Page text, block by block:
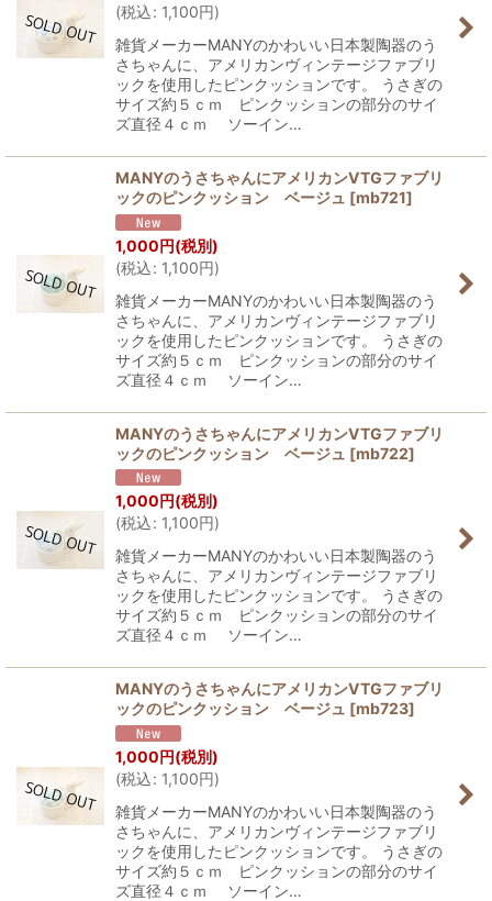
(税込: 1,100円)
雑貨メーカーMANYのかわいい日本製陶器のう
さちゃんに、アメリカンヴィンテージファブリ
ックを使用したピンクッションです。 うさぎの
サイズ約５ｃｍ ピンクッションの部分のサイ
ズ直径４ｃｍ ソーイン…
MANYのうさちゃんにアメリカンVTGファブリ
ックのピンクッション ベージュ [mb721]
1,000円(税別)
(税込: 1,100円)
雑貨メーカーMANYのかわいい日本製陶器のう
さちゃんに、アメリカンヴィンテージファブリ
ックを使用したピンクッションです。 うさぎの
サイズ約５ｃｍ ピンクッションの部分のサイ
ズ直径４ｃｍ ソーイン…
MANYのうさちゃんにアメリカンVTGファブリ
ックのピンクッション ベージュ [mb722]
1,000円(税別)
(税込: 1,100円)
雑貨メーカーMANYのかわいい日本製陶器のう
さちゃんに、アメリカンヴィンテージファブリ
ックを使用したピンクッションです。 うさぎの
サイズ約５ｃｍ ピンクッションの部分のサイ
ズ直径４ｃｍ ソーイン…
MANYのうさちゃんにアメリカンVTGファブリ
ックのピンクッション ベージュ [mb723]
1,000円(税別)
(税込: 1,100円)
雑貨メーカーMANYのかわいい日本製陶器のう
さちゃんに、アメリカンヴィンテージファブリ
ックを使用したピンクッションです。 うさぎの
サイズ約５ｃｍ ピンクッションの部分のサイ
ズ直径４ｃｍ ソーイン…